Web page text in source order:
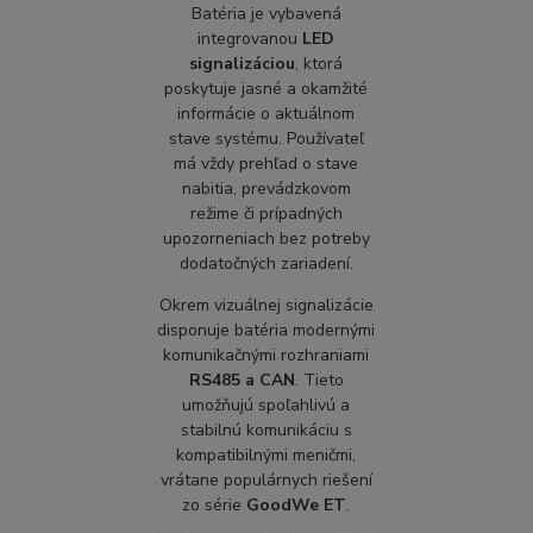
Batéria je vybavená
integrovanou LED
signalizáciou, ktorá
poskytuje jasné a okamžité
informácie o aktuálnom
stave systému. Používateľ
má vždy prehľad o stave
nabitia, prevádzkovom
režime či prípadných
upozorneniach bez potreby
dodatočných zariadení.
Okrem vizuálnej signalizácie
disponuje batéria modernými
komunikačnými rozhraniami
RS485 a CAN. Tieto
umožňujú spoľahlivú a
stabilnú komunikáciu s
kompatibilnými meničmi,
vrátane populárnych riešení
zo série GoodWe ET.